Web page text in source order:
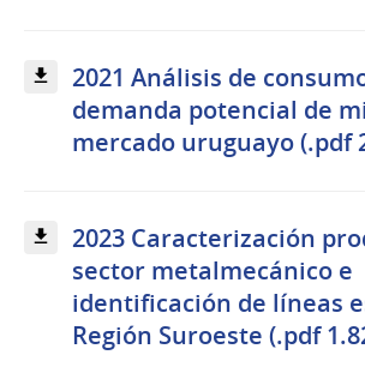
2021 Análisis de
demanda potencial de
mercado uruguayo (.pdf
2023 Caracterización
sector metalmecánico e
identificación de líneas
Región Suroeste (.pdf